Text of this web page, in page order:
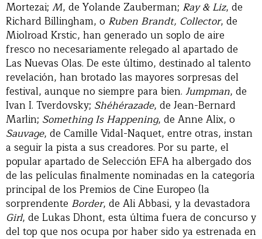
Mortezai; M, de Yolande Zauberman; Ray & Liz, de
Richard Billingham, o Ruben Brandt, Collector, de
Miolroad Krstic, han generado un soplo de aire
fresco no necesariamente relegado al apartado de
Las Nuevas Olas. De este último, destinado al talento
revelación, han brotado las mayores sorpresas del
festival, aunque no siempre para bien. Jumpman, de
Ivan I. Tverdovsky; Shéhérazade, de Jean-Bernard
Marlin; Something Is Happening, de Anne Alix, o
Sauvage, de Camille Vidal-Naquet, entre otras, instan
a seguir la pista a sus creadores. Por su parte, el
popular apartado de Selección EFA ha albergado dos
de las películas finalmente nominadas en la categoría
principal de los Premios de Cine Europeo (la
sorprendente Border, de Ali Abbasi, y la devastadora
Girl, de Lukas Dhont, esta última fuera de concurso y
del top que nos ocupa por haber sido ya estrenada en